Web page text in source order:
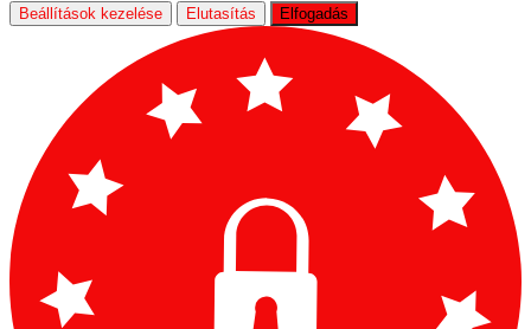
Beállítások kezelése Elutasítás Elfogadás